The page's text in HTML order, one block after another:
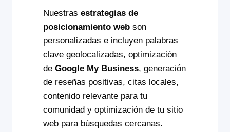
Nuestras estrategias de
posicionamiento web son
personalizadas e incluyen palabras
clave geolocalizadas, optimización
de Google My Business, generación
de reseñas positivas, citas locales,
contenido relevante para tu
comunidad y optimización de tu sitio
web para búsquedas cercanas.